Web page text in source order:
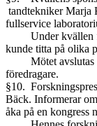
tandtekniker Marja
fullservice
Under kvällen
kunde titta på olika
Mötet avslutas
föredragare.
§10.
Bäck. Informerar
åka på en kongress